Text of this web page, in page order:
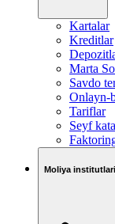
Kartalar
Kreditlar
Marta
Savdo
Onlayn-
Tariflar
Seyf
Moliya